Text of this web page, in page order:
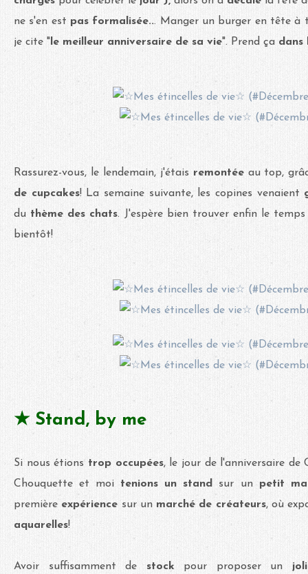
ne s'en est pas formalisée... Manger un burger en tête à
je cite " le meilleur anniversaire de sa vie". Prend ça dans
Rassurez-vous, le lendemain, j'étais remontée au top,
de cupcakes! La semaine suivante, les copines venaient
du thème des chats. J'espère bien trouver enfin le temps
bientôt!
★ Stand, by me
Si nous étions trop occupées, le jour de l'anniversaire de
Chouquette et moi tenions un stand sur un petit
première expérience sur un marché de créateurs, où
aquarelles!
Avoir suffisamment de stock pour proposer un